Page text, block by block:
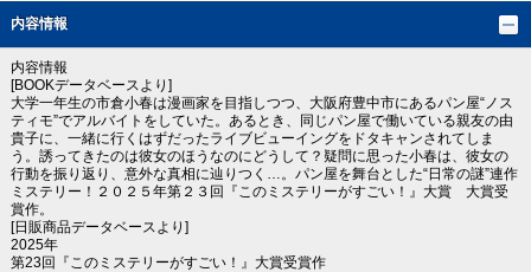
内容情報
内容情報
[BOOKデータベースより]
大学一年生の市倉小春は漫画家を目指しつつ、大阪府豊中市にあるパン屋“ノス
ティモ”でアルバイトをしていた。あるとき、同じパン屋で働いている親友の由
貴子に、一緒に行くはずだったライブビューイングをドタキャンされてしま
う。誘ってきたのは彼女のほうなのにどうして？疑問に思った小春は、彼女の
行動を振り返り、意外な真相に辿りつく…。パン屋を舞台とした“日常の謎”連作
ミステリー！２０２５年第２３回『このミステリーがすごい！』大賞 大賞受
賞作。
[日販商品データベースより]
2025年
第23回『このミステリーがすごい！』大賞受賞作